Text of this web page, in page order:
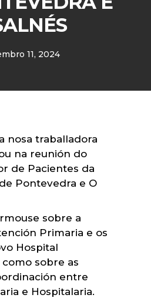
11, 2024
nosa traballadora
na reunión do
de Pacientes da
Pontevedra e O
sobre a
Primaria e os
Hospital
sobre as
entre
e Hospitalaria.